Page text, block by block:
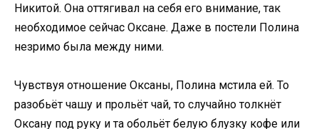
Никитой. Она оттягивал на себя его внимание, так
необходимое сейчас Оксане. Даже в постели Полина
незримо была между ними.
Чувствуя отношение Оксаны, Полина мстила ей. То
разобьёт чашу и прольёт чай, то случайно толкнёт
Оксану под руку и та обольёт белую блузку кофе или